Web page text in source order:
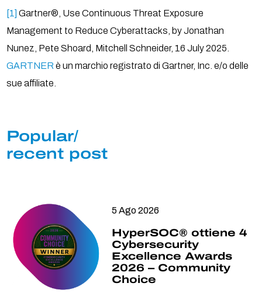
[1] Gartner®, Use Continuous Threat Exposure
Management to Reduce Cyberattacks, by Jonathan
Nunez, Pete Shoard, Mitchell Schneider, 16 July 2025.
GARTNER è un marchio registrato di Gartner, Inc. e/o delle
sue affiliate.
Popular/
recent post
5 Ago 2026
HyperSOC® ottiene 4
Cybersecurity
Excellence Awards
2026 – Community
Choice